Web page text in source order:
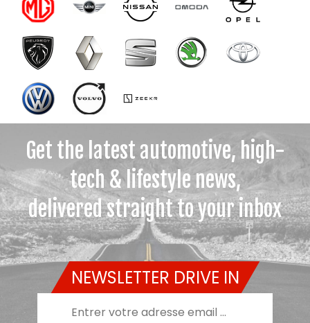
Get the latest automotive, high-
tech & lifestyle news,
delivered straight to your inbox
NEWSLETTER DRIVE IN